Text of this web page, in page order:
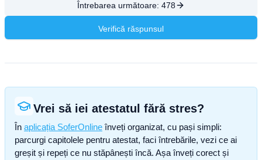
Întrebarea următoare: 478
Verifică răspunsul
Vrei să iei atestatul fără stres?
În aplicația SoferOnline înveți organizat, cu pași simpli:
parcurgi capitolele pentru atestat, faci întrebările, vezi ce ai
greșit și repeți ce nu stăpânești încă. Așa înveți corect și